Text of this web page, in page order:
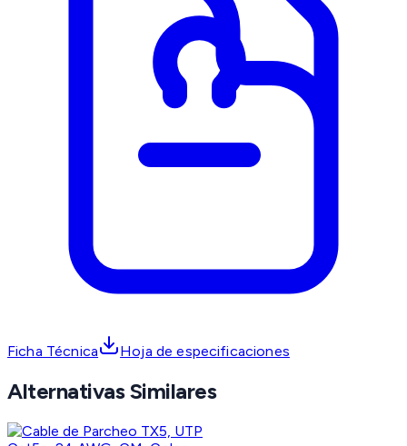
Ficha Técnica Hoja de especificaciones
Alternativas Similares